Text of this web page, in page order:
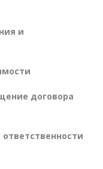
и
договора